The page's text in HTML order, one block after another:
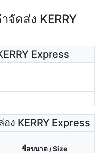
จัดส่ง KERRY
Express
ง KERRY Express
ชื่อขนาด / Size